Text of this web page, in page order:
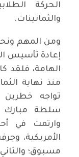
الحركة
والثمانينات.
إعادة تأسيس
الهامة، فلقد
منذ نهاية
تواجه خطرين
سلطة مبارك
وارتمت في
الأمريكية،
مسبوق؛